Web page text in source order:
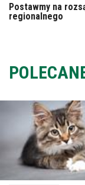
Postawmy na
regionalnego